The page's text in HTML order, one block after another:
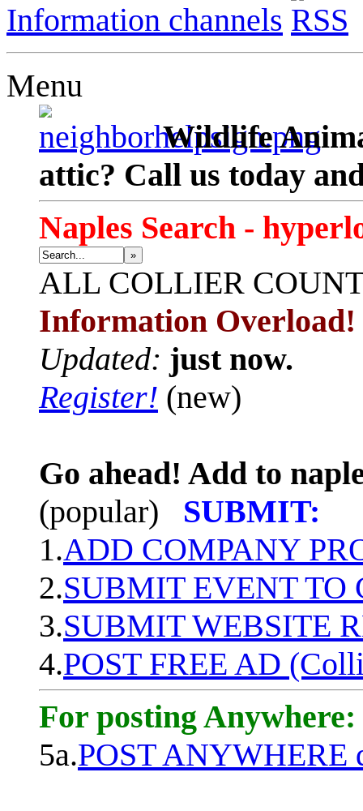
Information channels
Menu
Wildlife
attic? Call us today
Naples Search -
»
ALL COLLIER
Information Overload!
Updated: just now.
Register! (new)
Go ahead! Add to
(popular)
SUBMIT:
1.ADD COMPANY
2.SUBMIT EVENT TO
3.SUBMIT WEBSITE
4.POST FREE AD
For posting Anywhere:
5a.POST ANYWHERE